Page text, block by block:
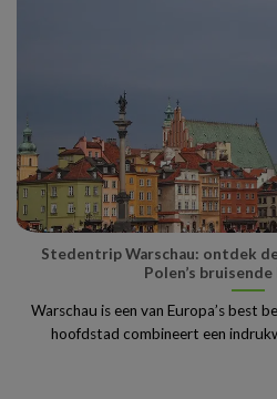
Stedentrip Warschau: ontdek
Polen’s
Warschau is een van Europa’s best
hoofdstad combineert een